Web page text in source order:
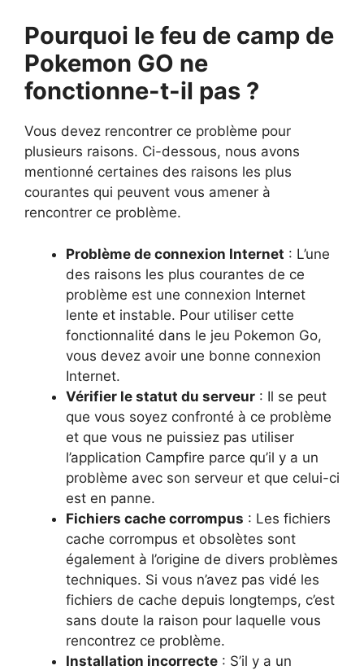
Pourquoi le feu de camp de
Pokemon GO ne
fonctionne-t-il pas ?
Vous devez rencontrer ce problème pour
plusieurs raisons. Ci-dessous, nous avons
mentionné certaines des raisons les plus
courantes qui peuvent vous amener à
rencontrer ce problème.
Problème de connexion Internet : L’une
des raisons les plus courantes de ce
problème est une connexion Internet
lente et instable. Pour utiliser cette
fonctionnalité dans le jeu Pokemon Go,
vous devez avoir une bonne connexion
Internet.
Vérifier le statut du serveur : Il se peut
que vous soyez confronté à ce problème
et que vous ne puissiez pas utiliser
l’application Campfire parce qu’il y a un
problème avec son serveur et que celui-ci
est en panne.
Fichiers cache corrompus : Les fichiers
cache corrompus et obsolètes sont
également à l’origine de divers problèmes
techniques. Si vous n’avez pas vidé les
fichiers de cache depuis longtemps, c’est
sans doute la raison pour laquelle vous
rencontrez ce problème.
Installation incorrecte : S’il y a un